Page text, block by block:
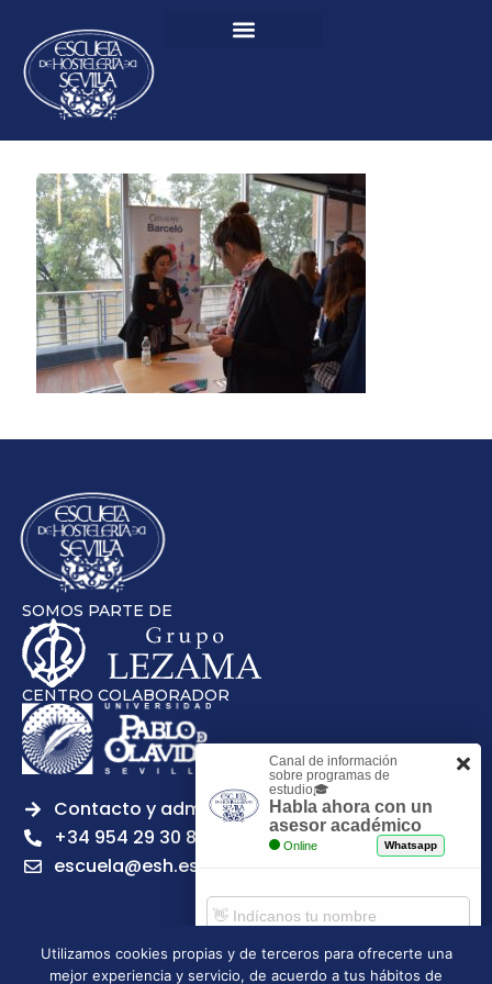
SOMOS PARTE DE
CENTRO COLABORADOR
Contacto y admisiones
+34 954 29 30 81
escuela@esh.es
Utilizamos cookies propias y de terceros para ofrecerte una
mejor experiencia y servicio, de acuerdo a tus hábitos de
Canal de información
sobre programas de
estudio🎓
Habla ahora con un
asesor académico
Online Whatsapp